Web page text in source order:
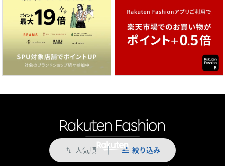
swap_vert 人気順 絞り込み